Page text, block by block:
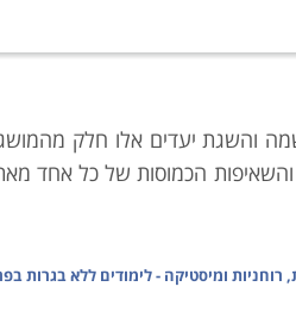
והשגת יעדים אלו חלק
הכמוסות של כל אחד
שניתן לקבל תמונה שלמה, על
רוחניות ומיסטיקה - לימודים ללא בגרות